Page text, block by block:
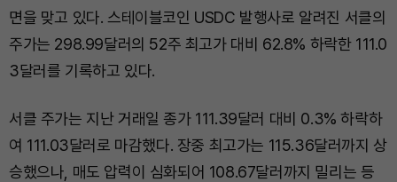
면을 맞고 있다. 스테이블코인 USDC 발행사로 알려진 서클의
주가는 298.99달러의 52주 최고가 대비 62.8% 하락한 111.0
3달러를 기록하고 있다.
서클 주가는 지난 거래일 종가 111.39달러 대비 0.3% 하락하
여 111.03달러로 마감했다. 장중 최고가는 115.36달러까지 상
승했으나, 매도 압력이 심화되어 108.67달러까지 밀리는 등